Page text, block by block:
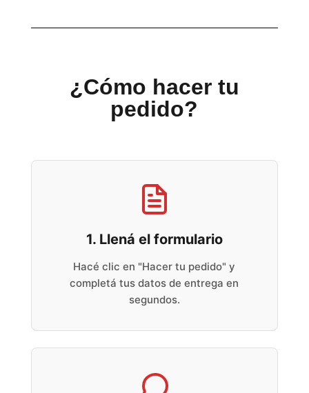
¿Cómo hacer tu
pedido?
1. Llená el formulario
Hacé clic en "Hacer tu pedido" y
completá tus datos de entrega en
segundos.